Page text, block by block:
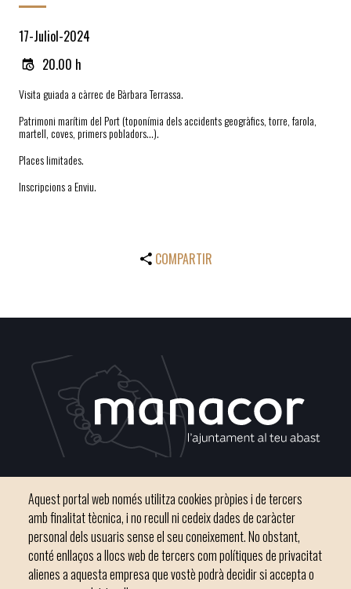
17-Juliol-2024
20.00 h
Visita guiada a càrrec de Bàrbara Terrassa.
Patrimoni marítim del Port (toponímia dels accidents geogràfics, torre, farola,
martell, coves, primers pobladors…).
Places limitades.
Inscripcions a Enviu.
COMPARTIR
Telèfon 971 84 91 00 - CIF: P0703300D
Aquest portal web només utilitza cookies pròpies i de tercers
amb finalitat tècnica, i no recull ni cedeix dades de caràcter
personal dels usuaris sense el seu coneixement. No obstant,
conté enllaços a llocs web de tercers com polítiques de privacitat
alienes a aquesta empresa que vostè podrà decidir si accepta o